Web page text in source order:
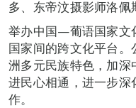
多、东帝汶摄影师洛佩
举办中国—葡语国家文
国家间的跨文化平台
洲多元民族特色，加深
进民心相通，进一步
作。